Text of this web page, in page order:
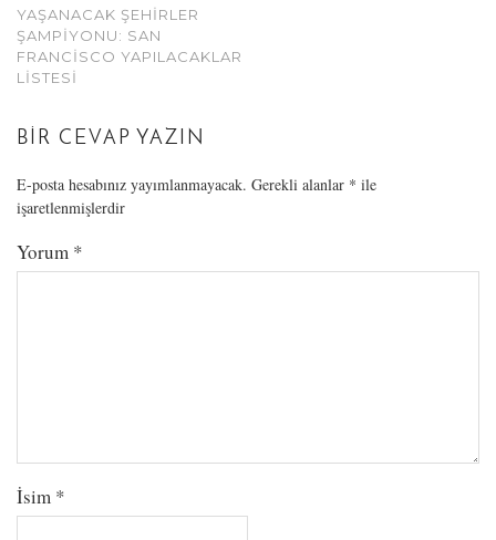
YAŞANACAK ŞEHIRLER
ŞAMPIYONU: SAN
FRANCISCO YAPILACAKLAR
LISTESI
BIR CEVAP YAZIN
E-posta hesabınız yayımlanmayacak. Gerekli alanlar * ile
işaretlenmişlerdir
Yorum *
İsim *